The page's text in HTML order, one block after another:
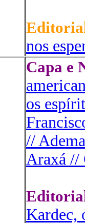
nos
Capa e
os
//
Araxá //
Kardec,